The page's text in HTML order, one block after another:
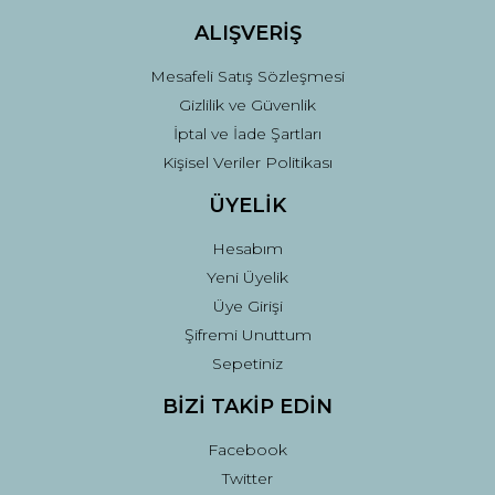
ALIŞVERİŞ
Mesafeli Satış Sözleşmesi
Gizlilik ve Güvenlik
İptal ve İade Şartları
Kişisel Veriler Politikası
ÜYELİK
Hesabım
Yeni Üyelik
Üye Girişi
Şifremi Unuttum
Sepetiniz
BİZİ TAKİP EDİN
Facebook
Twitter